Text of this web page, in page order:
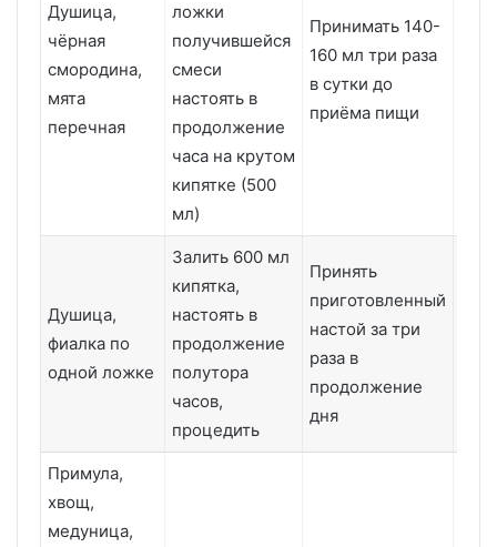
Душица,
чёрная
смородина,
мята
перечная
ложки
получившейся
смеси
настоять в
продолжение
часа на крутом
кипятке (500
мл)
Принимать 140-
160 мл три раза
в сутки до
приёма пищи
Душица,
фиалка по
одной ложке
Залить 600 мл
кипятка,
настоять в
продолжение
полутора
часов,
процедить
Принять
приготовленный
настой за три
раза в
продолжение
дня
Примула,
хвощ,
медуница,